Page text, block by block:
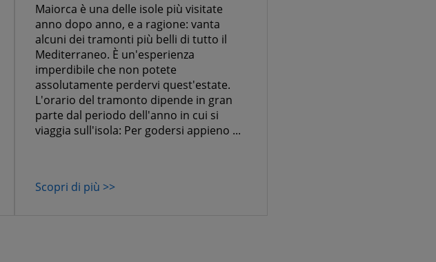
Maiorca è una delle isole più visitate
anno dopo anno, e a ragione: vanta
alcuni dei tramonti più belli di tutto il
Mediterraneo. È un'esperienza
imperdibile che non potete
assolutamente perdervi quest'estate.
L'orario del tramonto dipende in gran
parte dal periodo dell'anno in cui si
viaggia sull'isola: Per godersi appieno ...
Scopri di più >>